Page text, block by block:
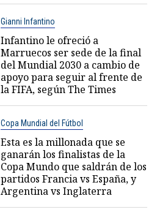
Gianni Infantino
Infantino le ofreció a
Marruecos ser sede de la final
del Mundial 2030 a cambio de
apoyo para seguir al frente de
la FIFA, según The Times
Copa Mundial del Fútbol
Esta es la millonada que se
ganarán los finalistas de la
Copa Mundo que saldrán de los
partidos Francia vs España, y
Argentina vs Inglaterra